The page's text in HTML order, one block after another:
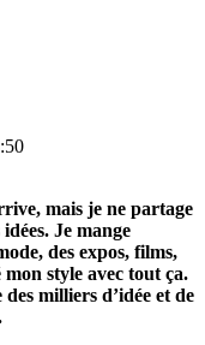
mais je ne partage
Je mange
des expos, films,
style avec tout ça.
milliers d’idée et de